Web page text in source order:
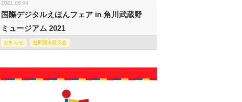
2021.08.04
国際デジタルえほんフェア in 角川武蔵野
ミュージアム 2021
お知らせ 巡回展&展示会